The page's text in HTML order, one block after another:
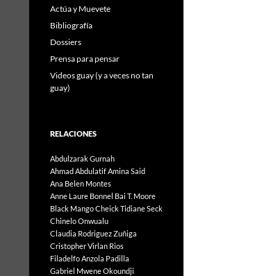
Actúa y Muevete
Bibliografía
Dossiers
Prensa para pensar
Videos guay (y a veces no tan
guay)
RELACIONES
Abdulzarak Gurnah
Ahmad AbdulatifAmina Said
Ana Belen Montes
Anne Laure Bonnel Bai T. Moore
Black MangoCheick Tidiane Seck
Chinelo Onwualu
Claudia Rodriguez Zuñiga
Cristopher Virlan Rios
Filadelfo Anzola Padilla
Gabriel Mwene Okoundji